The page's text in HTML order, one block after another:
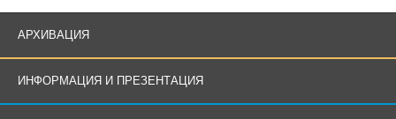
АРХИВАЦИЯ
ИНФОРМАЦИЯ И ПРЕЗЕНТАЦИЯ